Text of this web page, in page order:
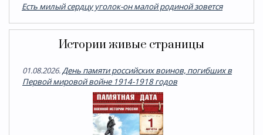
Есть милый сердцу уголок-он малой родиной зовется
Истории живые страницы
01.08.2026.День памяти российских воинов, погибших в
Первой мировой войне 1914-1918 годов